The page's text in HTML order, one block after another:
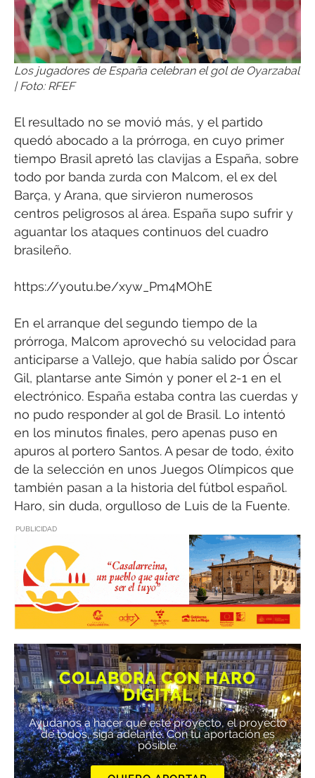
Los jugadores de España celebran el gol de Oyarzabal
| Foto: RFEF
El resultado no se movió más, y el partido
quedó abocado a la prórroga, en cuyo primer
tiempo Brasil apretó las clavijas a España, sobre
todo por banda zurda con Malcom, el ex del
Barça, y Arana, que sirvieron numerosos
centros peligrosos al área. España supo sufrir y
aguantar los ataques continuos del cuadro
brasileño.
https://youtu.be/xyw_Pm4MOhE
En el arranque del segundo tiempo de la
prórroga, Malcom aprovechó su velocidad para
anticiparse a Vallejo, que había salido por Óscar
Gil, plantarse ante Simón y poner el 2-1 en el
electrónico. España estaba contra las cuerdas y
no pudo responder al gol de Brasil. Lo intentó
en los minutos finales, pero apenas puso en
apuros al portero Santos. A pesar de todo, éxito
de la selección en unos Juegos Olímpicos que
también pasan a la historia del fútbol español.
Haro, sin duda, orgulloso de Luis de la Fuente.
PUBLICIDAD
COLABORA CON HARO
DIGITAL
Ayúdanos a hacer que este proyecto, el proyecto
de todos, siga adelante. Con tu aportación es
posible.